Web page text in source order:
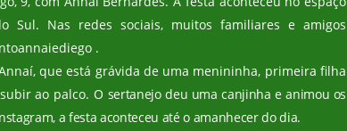
Sul. Nas redes sociais, muitos familiares e amigos
.
que está grávida de uma menininha, primeira filha
ao palco. O sertanejodeu uma canjinha e animou os
a festa aconteceu até o amanhecer do dia.